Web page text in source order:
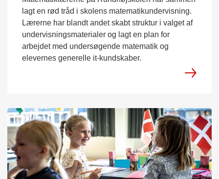
lagt en rød tråd i skolens matematikundervisning.
Lærerne har blandt andet skabt struktur i valget af
undervisningsmaterialer og lagt en plan for
arbejdet med undersøgende matematik og
elevernes generelle it-kundskaber.